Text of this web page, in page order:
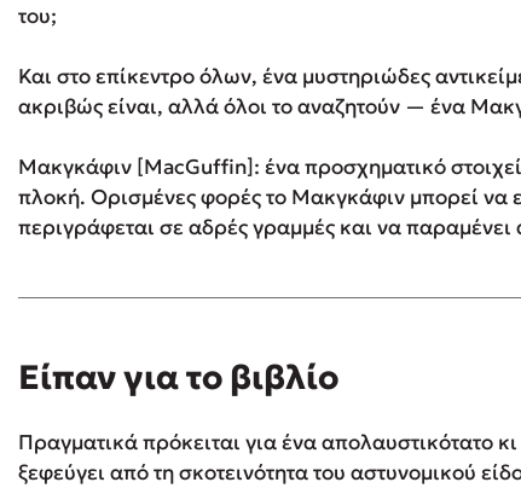
του;
Και στο επίκεντρο όλων, ένα μυστηριώδες
ακριβώς είναι, αλλά όλοι το αναζητούν — ένα
Μακγκάφιν [MacGuffin]: ένα προσχηματικό
πλοκή. Ορισμένες φορές το Μακ­γκά­φιν μπορεί να
περιγράφεται σε αδρές γραμμές και να παραμένει
Είπαν για το βιβλίο
Πραγματικά πρόκειται για ένα απολαυστικότατο
ξεφεύγει από τη σκοτεινότητα του αστυνομικού